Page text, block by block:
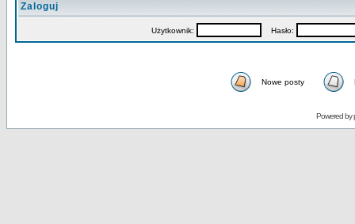
Zaloguj
Użytkownik: Hasło:
Nowe posty
Powered by